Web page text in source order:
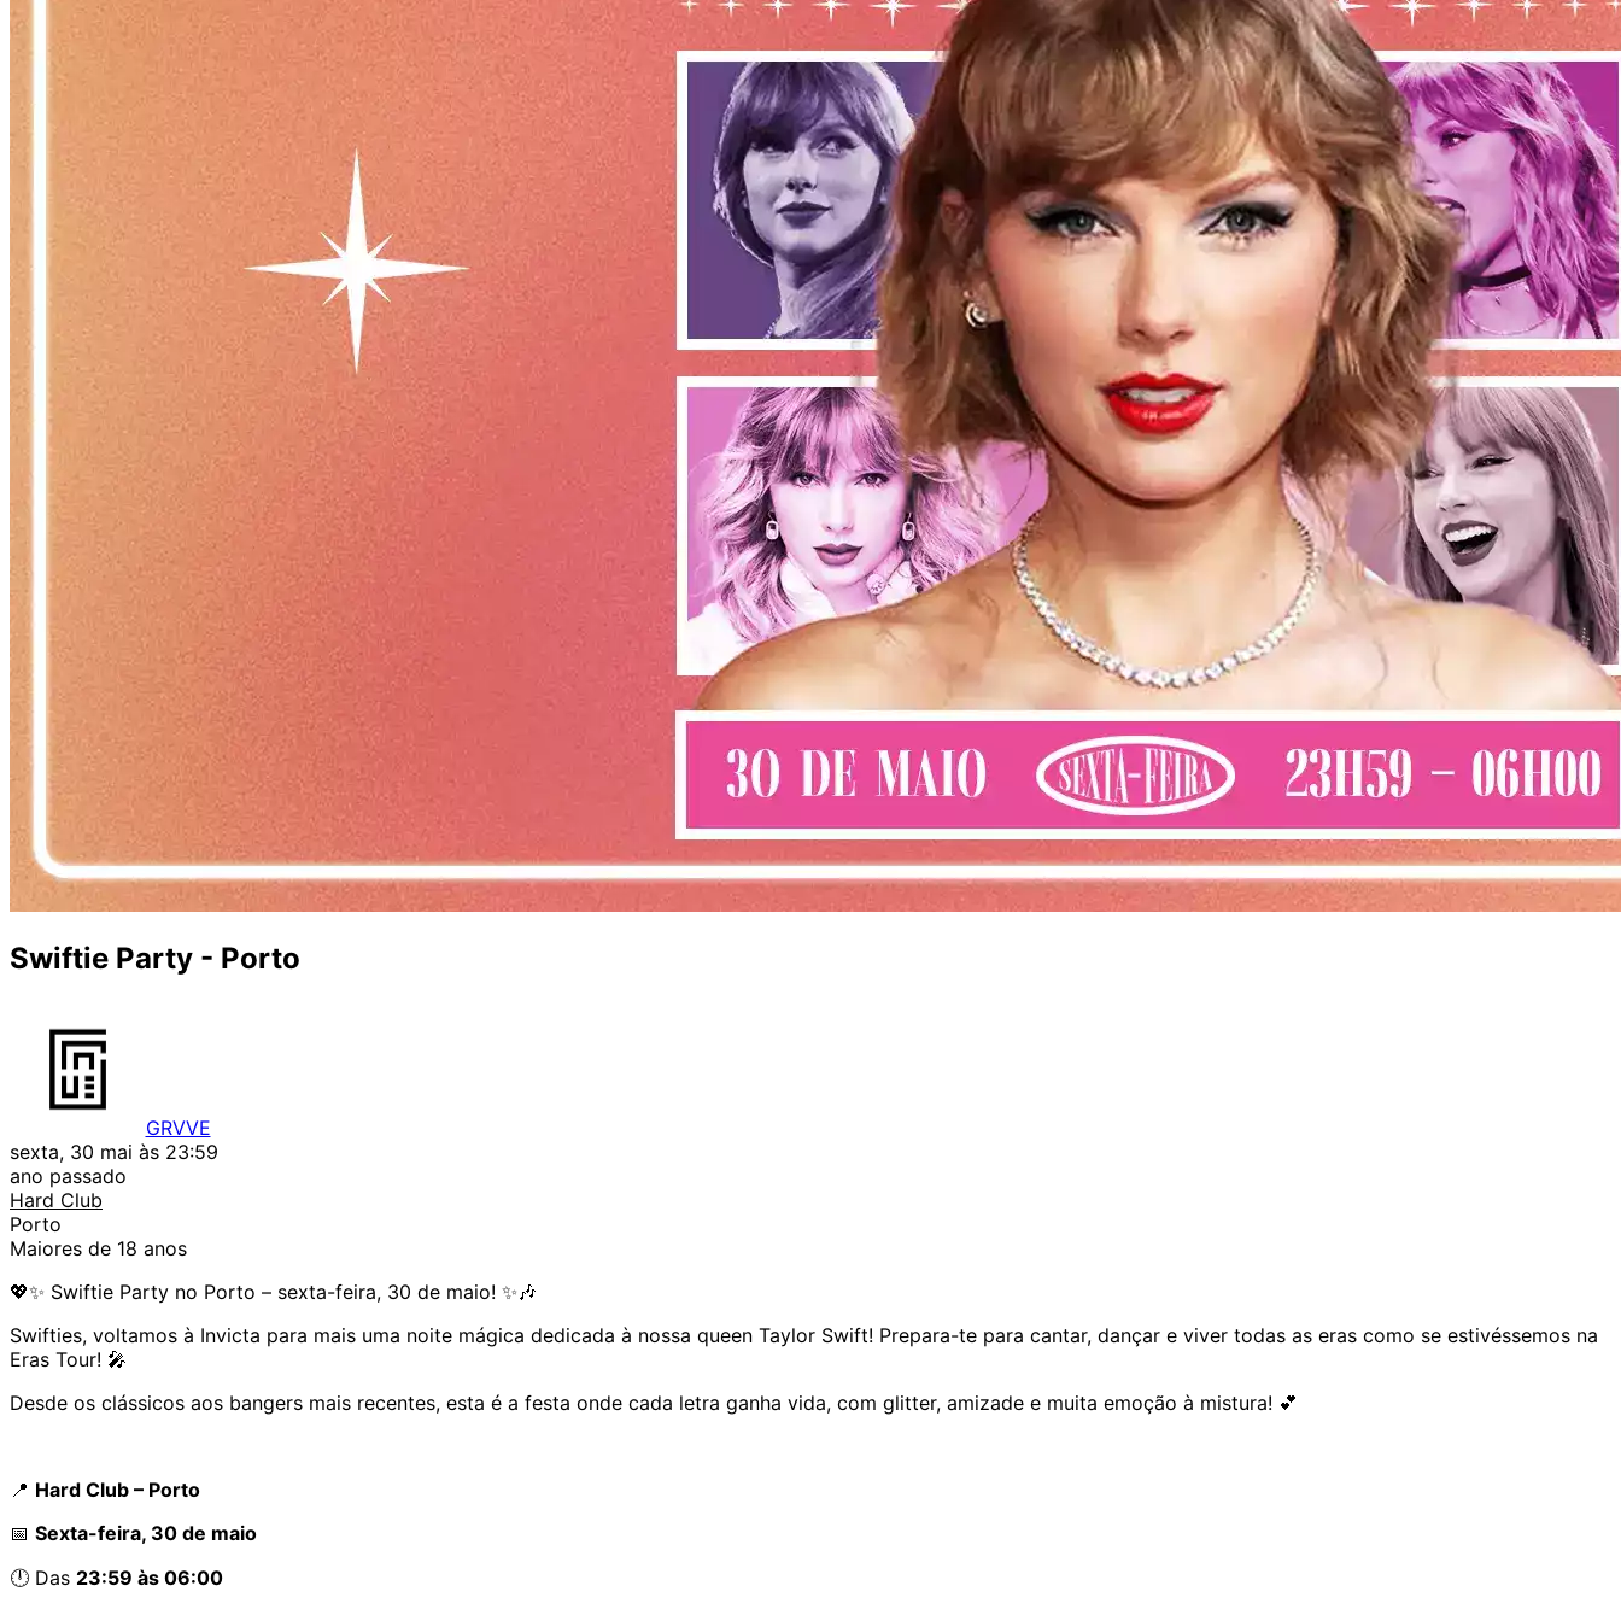
Swiftie Party - Porto
GRVVE
sexta, 30 mai às 23:59
ano passado
Hard Club
Porto
Maiores de 18 anos
💖✨ Swiftie Party no Porto – sexta-feira, 30 de maio! ✨🎶
Swifties, voltamos à Invicta para mais uma noite mágica dedicada à nossa queen Taylor Swift! Prepara-te para cantar, dançar e viver todas as eras como se estivéssemos na
Eras Tour! 🎤
Desde os clássicos aos bangers mais recentes, esta é a festa onde cada letra ganha vida, com glitter, amizade e muita emoção à mistura! 💕
📍 Hard Club – Porto
📅 Sexta-feira, 30 de maio
🕛 Das 23:59 às 06:00